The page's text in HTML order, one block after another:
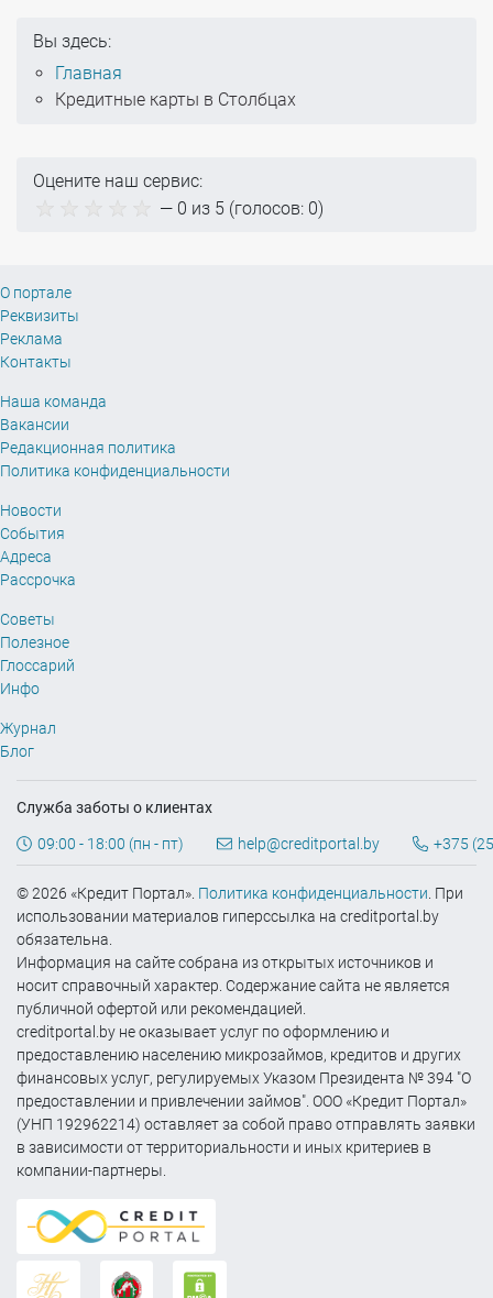
Вы здесь:
Главная
Кредитные карты в Столбцах
Оцените наш сервис:
— 0 из 5 (голосов: 0)
О портале
Реквизиты
Реклама
Контакты
Наша команда
Вакансии
Редакционная политика
Политика конфиденциальности
Новости
События
Адреса
Рассрочка
Советы
Полезное
Глоссарий
Инфо
Журнал
Блог
Служба заботы о клиентах
09:00 - 18:00 (пн - пт) help@creditportal.by +375
© 2026 «Кредит Портал». Политика конфиденциальности . При
использовании материалов гиперссылка на creditportal.by
обязательна.
Информация на сайте собрана из открытых источников и
носит справочный характер. Содержание сайта не является
публичной офертой или рекомендацией.
creditportal.by не оказывает услуг по оформлению и
предоставлению населению микрозаймов, кредитов и других
финансовых услуг, регулируемых Указом Президента № 394 "О
предоставлении и привлечении займов". ООО «Кредит Портал»
(УНП 192962214) оставляет за собой право отправлять заявки
в зависимости от территориальности и иных критериев в
компании-партнеры.